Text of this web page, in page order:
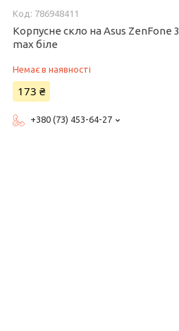
786948411
Корпусне скло на Asus ZenFone 3
max біле
Немає в наявності
173 ₴
+380 (73) 453-64-27